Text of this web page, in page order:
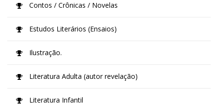
Contos / Crônicas / Novelas
Estudos Literários (Ensaios)
Ilustração.
Literatura Adulta (autor revelação)
Literatura Infantil